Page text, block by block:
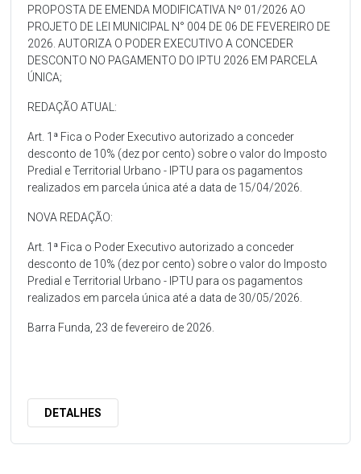
PROPOSTA DE EMENDA MODIFICATIVA Nº 01/2026 AO
PROJETO DE LEI MUNICIPAL N° 004 DE 06 DE FEVEREIRO DE
2026. AUTORIZA O PODER EXECUTIVO A CONCEDER
DESCONTO NO PAGAMENTO DO IPTU 2026 EM PARCELA
ÚNICA;
REDAÇÃO ATUAL:
Art. 1ª Fica o Poder Executivo autorizado a conceder
desconto de 10% (dez por cento) sobre o valor do Imposto
Predial e Territorial Urbano - IPTU para os pagamentos
realizados em parcela única até a data de 15/04/2026.
NOVA REDAÇÃO:
Art. 1ª Fica o Poder Executivo autorizado a conceder
desconto de 10% (dez por cento) sobre o valor do Imposto
Predial e Territorial Urbano - IPTU para os pagamentos
realizados em parcela única até a data de 30/05/2026.
Barra Funda, 23 de fevereiro de 2026.
DETALHES